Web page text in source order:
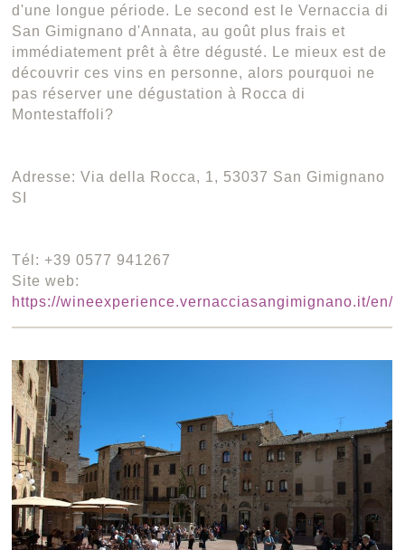
d'une longue période. Le second est le Vernaccia di
San Gimignano d'Annata, au goût plus frais et
immédiatement prêt à être dégusté. Le mieux est de
découvrir ces vins en personne, alors pourquoi ne
pas réserver une dégustation à Rocca di
Montestaffoli?
Adresse: Via della Rocca, 1, 53037 San Gimignano
SI
Tél: +39 0577 941267
Site web:
https://wineexperience.vernacciasangimignano.it/en/